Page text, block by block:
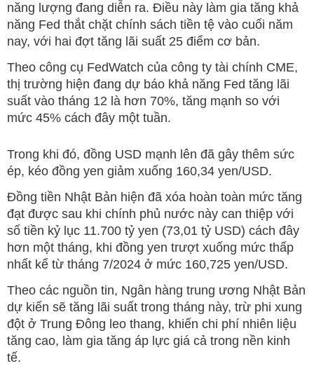
năng lượng đang diễn ra. Điều này làm gia tăng khả
năng Fed thắt chặt chính sách tiền tệ vào cuối năm
nay, với hai đợt tăng lãi suất 25 điểm cơ bản.
Theo công cụ FedWatch của công ty tài chính CME,
thị trường hiện đang dự báo khả năng Fed tăng lãi
suất vào tháng 12 là hơn 70%, tăng mạnh so với
mức 45% cách đây một tuần.
Trong khi đó, đồng USD mạnh lên đã gây thêm sức
ép, kéo đồng yen giảm xuống 160,34 yen/USD.
Đồng tiền Nhật Bản hiện đã xóa hoàn toàn mức tăng
đạt được sau khi chính phủ nước này can thiệp với
số tiền kỷ lục 11.700 tỷ yen (73,01 tỷ USD) cách đây
hơn một tháng, khi đồng yen trượt xuống mức thấp
nhất kể từ tháng 7/2024 ở mức 160,725 yen/USD.
Theo các nguồn tin, Ngân hàng trung ương Nhật Bản
dự kiến sẽ tăng lãi suất trong tháng này, trừ phi xung
đột ở Trung Đông leo thang, khiến chi phí nhiên liệu
tăng cao, làm gia tăng áp lực giá cả trong nền kinh
tế.